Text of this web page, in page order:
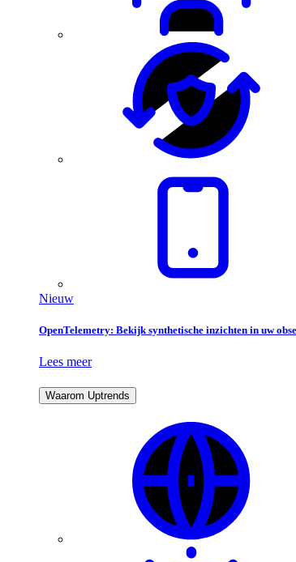
Nieuw
OpenTelemetry: Bekijk synthetische inzichten in uw
Lees meer
Waarom Uptrends